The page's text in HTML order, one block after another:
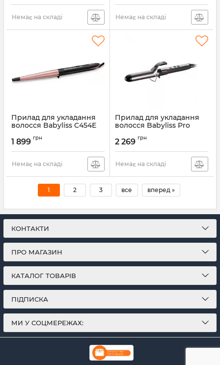
Немає на складі Немає на складі
Прилад для укладання
волосся Babyliss C454E
1 899 грн
Немає на складі
Прилад для укладання
волосся Babyliss Pro
Артикул:
2 269 грн
Немає на складі
1 2 3 все вперед »
КОНТАКТИ
ПРО МАГАЗИН
КАТАЛОГ ТОВАРІВ
ПІДПИСКА
МИ У СОЦМЕРЕЖАХ: